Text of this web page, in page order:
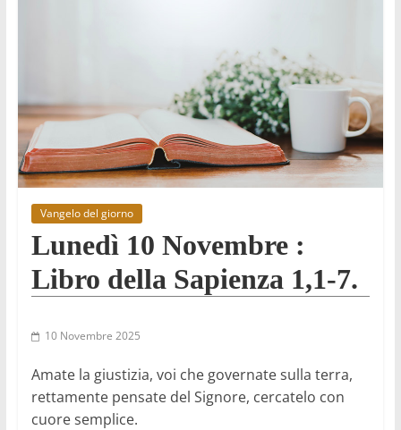
Vangelo del giorno
Lunedì 10 Novembre :
Libro della Sapienza 1,1-7.
10 Novembre 2025
Amate la giustizia, voi che governate sulla terra,
rettamente pensate del Signore, cercatelo con
cuore semplice.